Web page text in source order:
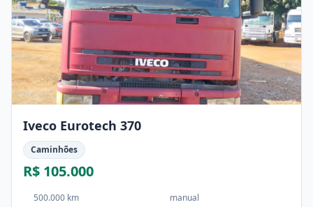
Iveco Eurotech 370
Caminhões
R$ 105.000
500.000 km
manual